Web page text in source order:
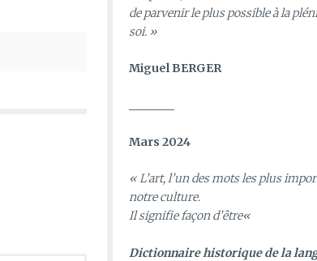
de parvenir le plus possible à la
soi. »
Miguel BERGER
Mars 2024
«L’art, l’un des mots les plus
notre culture.
Il signifie façon d’être«
Dictionnaire historique de la